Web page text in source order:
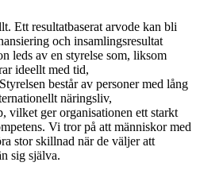
Ett resultatbaserat arvode kan bli
och insamlingsresultat
leds av en styrelse som, liksom
ideellt med tid,
består av personer med lång
näringsliv,
vilket ger organisationen ett starkt
Vi tror på att människor med
stor skillnad när de väljer att
sig själva.